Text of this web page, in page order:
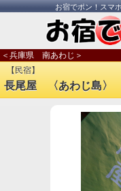
お宿でポン！スマ
＜兵庫県 南あわじ＞
【民宿】
長尾屋 〈あわじ島〉